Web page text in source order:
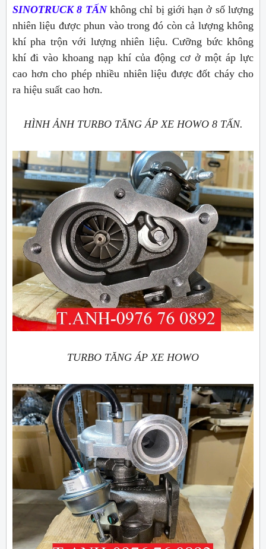
SINOTRUCK 8 TẤN không chỉ bị giới hạn ở số lượng
nhiên liệu được phun vào trong đó còn cả lượng không
khí pha trộn với lượng nhiên liệu. Cưỡng bức không
khí đi vào khoang nạp khí của động cơ ở một áp lực
cao hơn cho phép nhiều nhiên liệu được đốt cháy cho
ra hiệu suất cao hơn.
HÌNH ẢNH TURBO TĂNG ÁP XE HOWO 8 TẤN.
TURBO TĂNG ÁP XE HOWO